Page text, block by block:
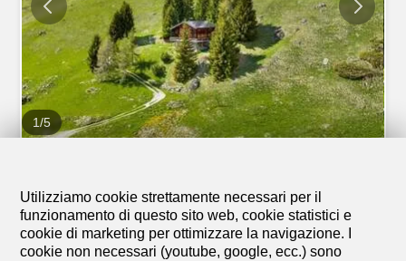
televisione e ai giochi. Circondata da un magnifico
giardino e da diverse terrazze, questa casa è progettata
per essere abitata tutto l’anno. È accessibile ai residenti
svizzeri come residenza...
1/5
Villetta singola con 10 locali in
vendita in Verbier - 233 m²
Prezzo su richiesta
Utilizziamo cookie strettamente necessari per il
funzionamento di questo sito web, cookie statistici e
cookie di marketing per ottimizzare la navigazione. I
cookie non necessari (youtube, google, ecc.) sono